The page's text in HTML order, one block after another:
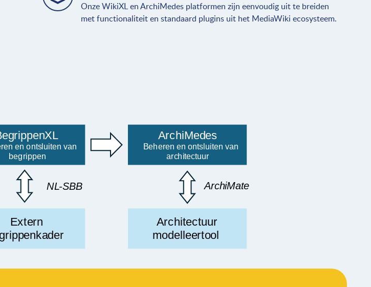
Onze WikiXL en ArchiMedes platformen zijn eenvoudig uit te breiden
met functionaliteit en standaard plugins uit het MediaWiki ecosysteem.